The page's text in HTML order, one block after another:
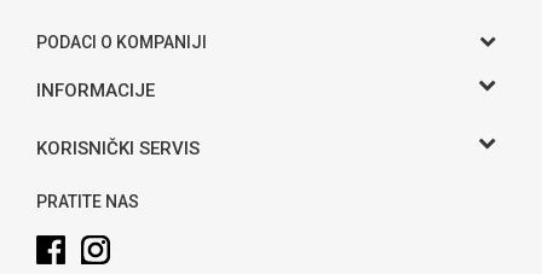
PODACI O KOMPANIJI
Gama S doo
Adresa
Telefon:
Email:
INFORMACIJE
O nama
KORISNIČKI SERVIS
Uslovi korišćenja i prodaje
Kako kupiti
PRATITE NAS